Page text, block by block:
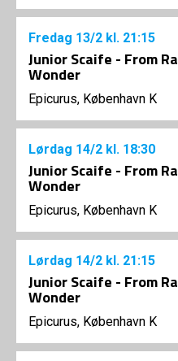
Fredag 13/2 kl. 21:15
Junior Scaife - From
Wonder
Epicurus, København K
Lørdag 14/2 kl. 18:30
Junior Scaife - From
Wonder
Epicurus, København K
Lørdag 14/2 kl. 21:15
Junior Scaife - From
Wonder
Epicurus, København K